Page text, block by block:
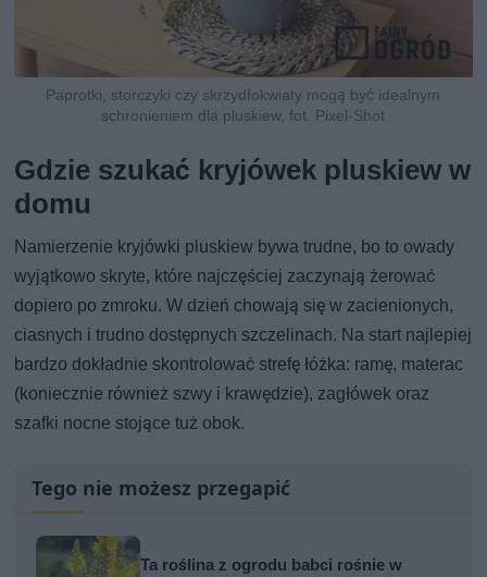
Paprotki, storczyki czy skrzydłokwiaty mogą być idealnym
schronieniem dla pluskiew, fot. Pixel-Shot
Gdzie szukać kryjówek pluskiew w
domu
Namierzenie kryjówki pluskiew bywa trudne, bo to owady
wyjątkowo skryte, które najczęściej zaczynają żerować
dopiero po zmroku. W dzień chowają się w zacienionych,
ciasnych i trudno dostępnych szczelinach. Na start najlepiej
bardzo dokładnie skontrolować strefę łóżka: ramę, materac
(koniecznie również szwy i krawędzie), zagłówek oraz
szafki nocne stojące tuż obok.
Tego nie możesz przegapić
Ta roślina z ogrodu babci rośnie w